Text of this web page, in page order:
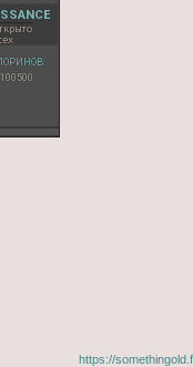
100500
https://